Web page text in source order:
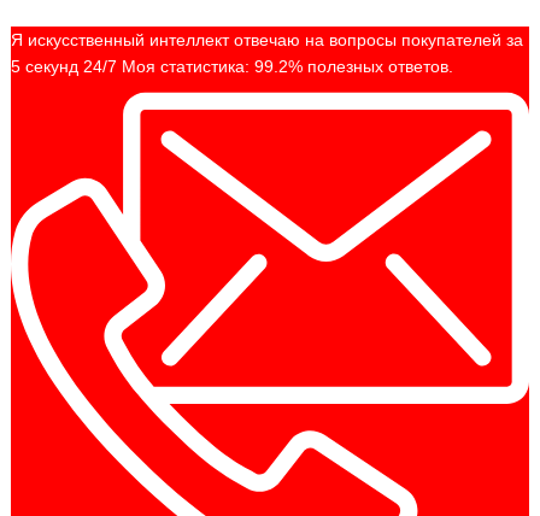
Я искусственный интеллект отвечаю на вопросы покупателей за
5 секунд 24/7 Моя статистика: 99.2% полезных ответов.